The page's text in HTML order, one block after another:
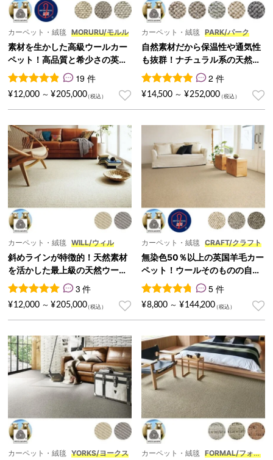
カーペット・絨毯 MORURU/モルル
素材を生かした高級ウールカー
ペット！高品質と希少さの英国
羊毛を使用『MORURU/モル
ル』
19
件の利用者評価に基づく5段階評価のうち、4.89点
19 件
¥12,000 ～ ¥205,000
カーペット・絨毯 PARK/パーク
自然素材だから保温性や通気性
も抜群！ナチュラル系の天然ウ
ールカーペット『PARK/パー
ク』
2
件の利用者評価に基づく5段
2 件
¥14,500 ～ ¥252,000
カーペット・絨毯 WILL/ウィル
斜めラインが特徴的！天然素材
を活かした最上級の天然ウール
カーペット『WILL/ウィル』
3
件の利用者評価に基づく5段階評価のうち、5.00 点
3 件
¥12,000 ～ ¥205,000
カーペット・絨毯 CRAFT/クラフト
無染色50％以上の英国羊毛カー
ペット！ウールそのものの自然
素材『CRAFT/クラフト』
5
件の利用者評価に基づく5段
5 件
¥8,800 ～ ¥144,200
カーペット・絨毯 YORKS/ヨークス カーペット・絨毯 FORMAL/フォー